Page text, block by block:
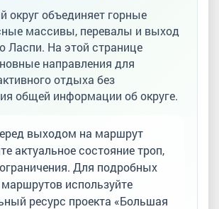
округ объединяет горные
массивы, перевалы и выход
Ласпи. На этой странице
направления для
отдыха без
общей информации об округе.
выходом на маршрут
актуальное состояние троп,
Для подробных
маршрутов используйте
ресурс проекта «Большая